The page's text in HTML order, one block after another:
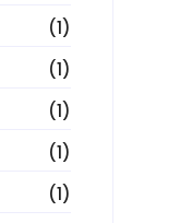
(1)
(1)
(1)
(1)
(1)